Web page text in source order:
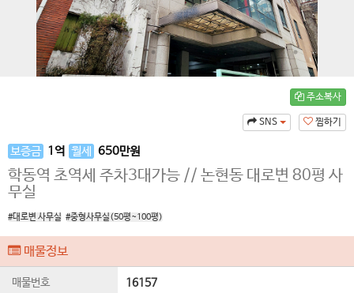
주소복사
찜하기
SNS
보증금 1 억 월세 650만원
학동역 초역세 주차3대가능 // 논현동 대로변 80평 사
무실
#대로변 사무실 #중형사무실(50평~100평)
매물정보
매물번호 16157